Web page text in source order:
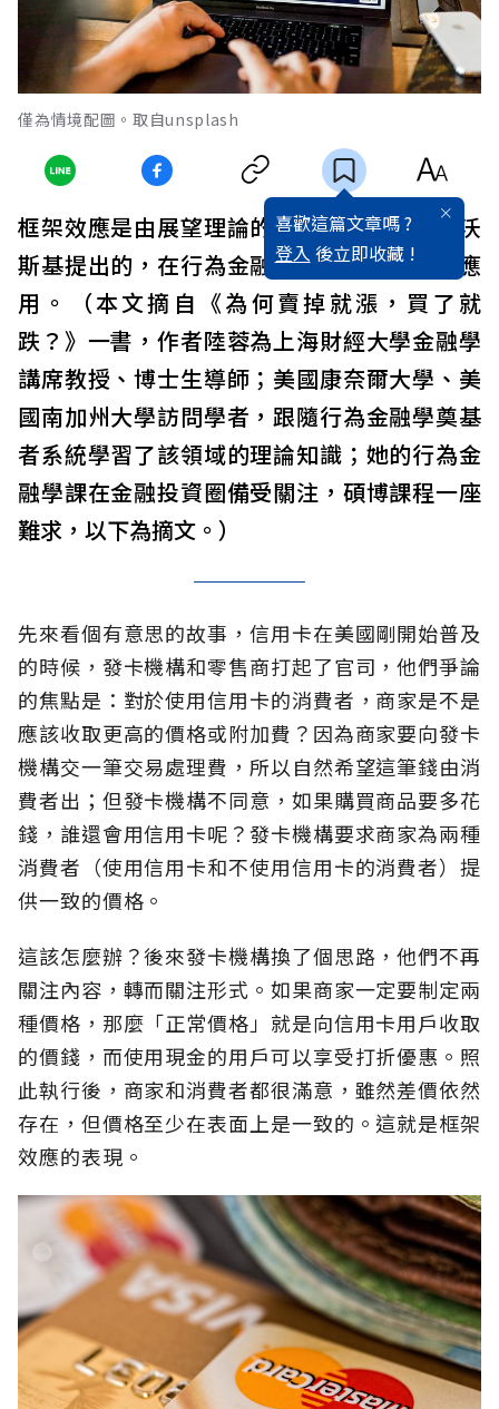
僅為情境配圖。取自unsplash
喜歡這篇文章嗎 ?
登入 後立即收藏 !
框架效應是由展望理論的提出者康納曼和特沃
斯基提出的，在行為金融學中有非常廣泛的應
用。（本文摘自《為何賣掉就漲，買了就
跌？》一書，作者陸蓉為上海財經大學金融學
講席教授、博士生導師；美國康奈爾大學、美
國南加州大學訪問學者，跟隨行為金融學奠基
者系統學習了該領域的理論知識；她的行為金
融學課在金融投資圈備受關注，碩博課程一座
難求，以下為摘文。）
先來看個有意思的故事，信用卡在美國剛開始普及
的時候，發卡機構和零售商打起了官司，他們爭論
的焦點是：對於使用信用卡的消費者，商家是不是
應該收取更高的價格或附加費？因為商家要向發卡
機構交一筆交易處理費，所以自然希望這筆錢由消
費者出；但發卡機構不同意，如果購買商品要多花
錢，誰還會用信用卡呢？發卡機構要求商家為兩種
消費者（使用信用卡和不使用信用卡的消費者）提
供一致的價格。
這該怎麼辦？後來發卡機構換了個思路，他們不再
關注內容，轉而關注形式。如果商家一定要制定兩
種價格，那麼「正常價格」就是向信用卡用戶收取
的價錢，而使用現金的用戶可以享受打折優惠。照
此執行後，商家和消費者都很滿意，雖然差價依然
存在，但價格至少在表面上是一致的。這就是框架
效應的表現。